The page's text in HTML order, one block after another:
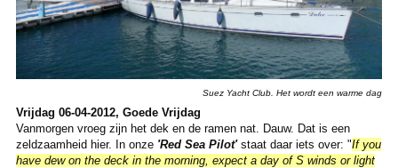
Suez Yacht Club. Het wordt een warme dag
Vrijdag 06-04-2012, Goede Vrijdag
Vanmorgen vroeg zijn het dek en de ramen nat. Dauw. Dat is een
zeldzaamheid hier. In onze'Red Sea Pilot' staat daar iets over: "If you
have dew on the deck in the morning, expect a day of S winds or light